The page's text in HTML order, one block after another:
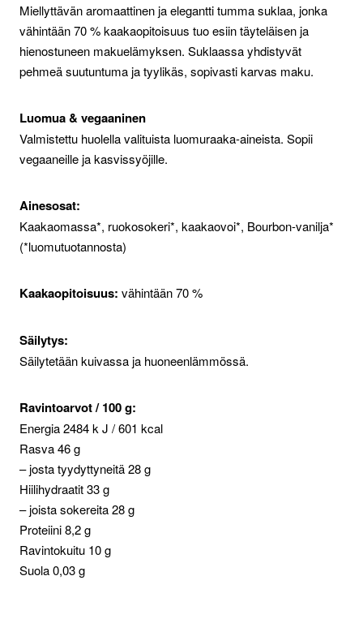
Miellyttävän aromaattinen ja elegantti tumma suklaa, jonka
vähintään 70 % kaakaopitoisuus tuo esiin täyteläisen ja
hienostuneen makuelämyksen. Suklaassa yhdistyvät
pehmeä suutuntuma ja tyylikäs, sopivasti karvas maku.
Luomua & vegaaninen
Valmistettu huolella valituista luomuraaka-aineista. Sopii
vegaaneille ja kasvissyöjille.
Ainesosat:
Kaakaomassa*, ruokosokeri*, kaakaovoi*, Bourbon-vanilja*
(*luomutuotannosta)
Kaakaopitoisuus: vähintään 70 %
Säilytys:
Säilytetään kuivassa ja huoneenlämmössä.
Ravintoarvot / 100 g:
Energia 2484 k J / 601 kcal
Rasva 46 g
– josta tyydyttyneitä 28 g
Hiilihydraatit 33 g
– joista sokereita 28 g
Proteiini 8,2 g
Ravintokuitu 10 g
Suola 0,03 g